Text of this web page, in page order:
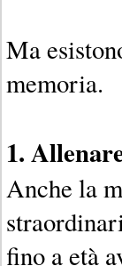
Ma
memoria.
1.
Anche la
fino a età